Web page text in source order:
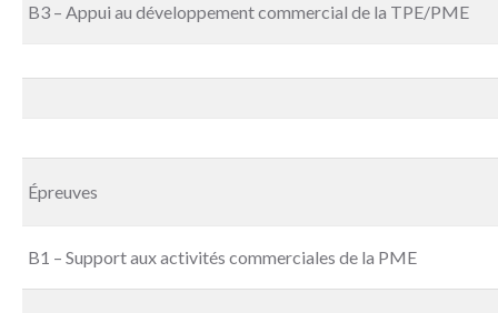
B3 – Appui au développement commercial de la TPE/PME
Épreuves
B1 – Support aux activités commerciales de la PME